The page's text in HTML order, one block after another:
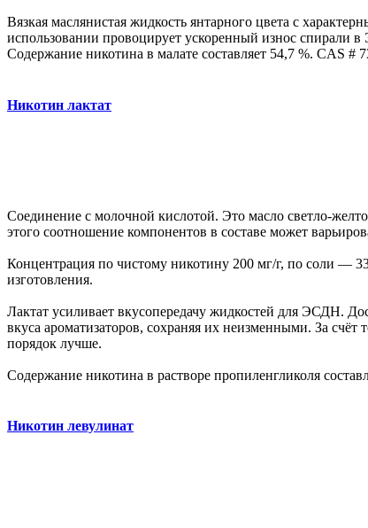
Вязкая маслянистая жидкость янтарного цвета с
использовании провоцирует ускоренный износ спирали
Содержание никотина в малате составляет 54,7 %. CAS #
Никотин лактат
Соединение с молочной кислотой. Это масло светло-
этого соотношение компонентов в составе может
Концентрация по чистому никотину 200 мг/г, по соли —
изготовления.
Лактат усиливает вкусопередачу жидкостей для ЭСДН.
вкуса ароматизаторов, сохраняя их неизменными. За
порядок лучше.
Содержание никотина в растворе пропиленгликоля
Никотин левулинат